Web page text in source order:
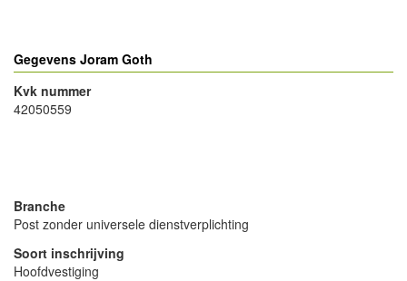
Gegevens Joram Goth
Kvk nummer
42050559
Branche
Post zonder universele dienstverplichting
Soort inschrijving
Hoofdvestiging